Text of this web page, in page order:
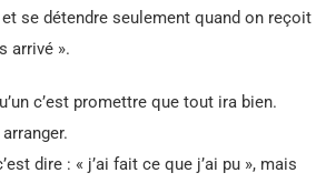
se détendre seulement quand on reçoit
arrivé ».
c’est promettre que tout ira bien.
dire : « j’ai fait ce que j’ai pu », mais